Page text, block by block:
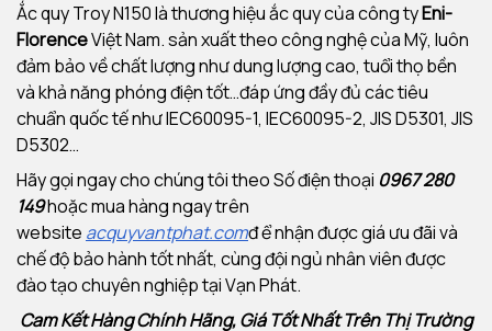
Ắc quy Troy N150 là thương hiệu ắc quy của công tyEni-
FlorenceViệt Nam. sản xuất theo công nghệ của Mỹ, luôn
đảm bảo về chất lượng như dung lượng cao, tuổi thọ bền
và khả năng phóng điện tốt…đáp ứng đầy đủ các tiêu
chuẩn quốc tế như IEC60095-1, IEC60095-2, JIS D5301, JIS
D5302…
Hãy gọi ngay cho chúng tôi theo Số điện thoại 0967 280
149hoặc mua hàng ngay trên
website acquyvantphat.comđ ể nhận được giá ưu đãi và
chế độ bảo hành tốt nhất, cùng đội ngủ nhân viên được
đào tạo chuyên nghiệp tại Vạn Phát.
Cam Kết Hàng Chính Hãng, Giá Tốt Nhất Trên Thị Trường